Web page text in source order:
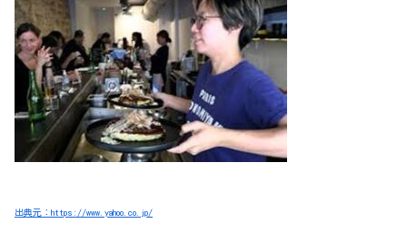
出典元：https://www.yahoo.co.jp/